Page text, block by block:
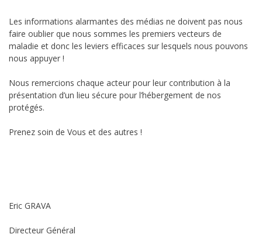
Les informations alarmantes des médias ne doivent pas nous
faire oublier que nous sommes les premiers vecteurs de
maladie et donc les leviers efficaces sur lesquels nous pouvons
nous appuyer !
Nous remercions chaque acteur pour leur contribution à la
présentation d’un lieu sécure pour l’hébergement de nos
protégés.
Prenez soin de Vous et des autres !
Eric GRAVA
Directeur Général